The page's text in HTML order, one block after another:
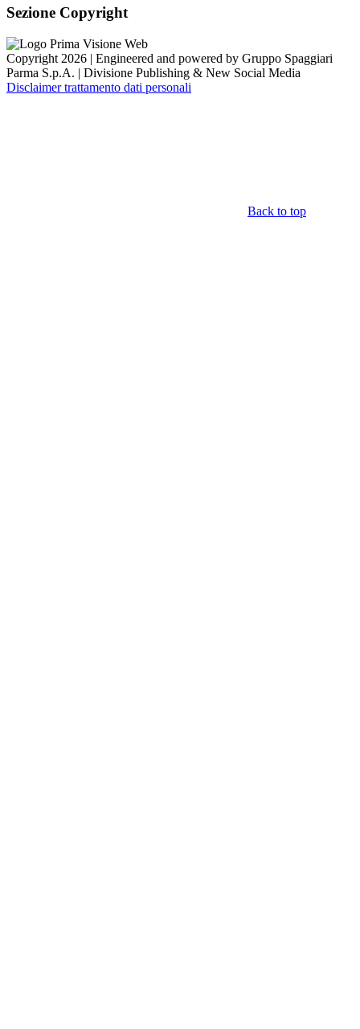
Sezione Copyright
Copyright 2026 | Engineered and powered by Gruppo Spaggiari
Parma S.p.A. | Divisione Publishing & New Social Media
Disclaimer trattamento dati personali
Back to top